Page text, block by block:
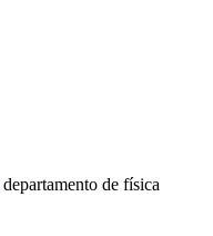
departamento de física